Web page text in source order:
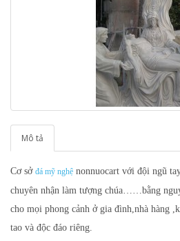
Mô tả
Cơ sở đá mỹ nghệ nonnuocart với đội ngũ
chuyên nhận làm tượng chúa……bằng
cho mọi phong cảnh ở gia đình,nhà hàng
tao và độc đáo riêng.